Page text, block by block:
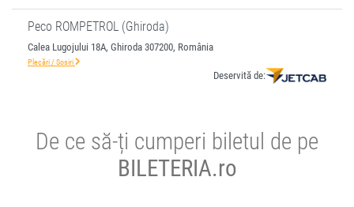
Peco ROMPETROL (Ghiroda)
Calea Lugojului 18A, Ghiroda 307200, România
Plecări / Sosiri
Deservită de:
De ce să-ți cumperi biletul de pe
BILETERIA.ro